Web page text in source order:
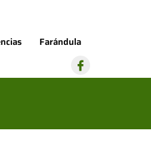
Farándula
I
c
o